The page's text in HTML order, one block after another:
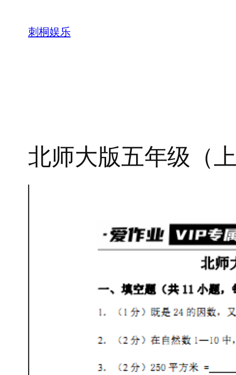
刺桐娱乐
北师大版五年级（